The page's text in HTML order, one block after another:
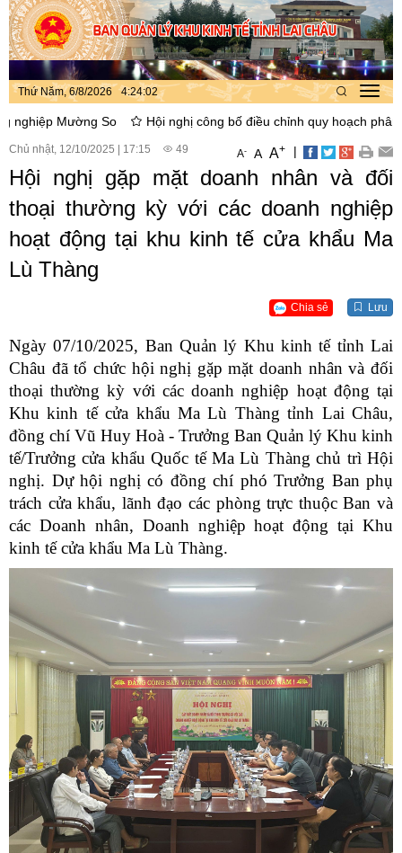
Thứ Năm, 6/8/2026 4:24:03
So Hội nghị công bố điều chỉnh quy hoạch phân khu xây
Chủ nhật, 12/10/2025 17:15 49 A- A A+ |
Hội nghị gặp mặt doanh nhân và đối
thoại thường kỳ với các doanh nghiệp
hoạt động tại khu kinh tế cửa khẩu Ma
Lù Thàng
Chia sẻ Lưu
Ngày 07/10/2025, Ban Quản lý Khu kinh tế tỉnh Lai
Châu đã tổ chức hội nghị gặp mặt doanh nhân và đối
thoại thường kỳ với các doanh nghiệp hoạt động tại
Khu kinh tế cửa khẩu Ma Lù Thàng tỉnh Lai Châu,
đồng chí Vũ Huy Hoà - Trưởng Ban Quản lý Khu kinh
tế/Trưởng cửa khẩu Quốc tế Ma Lù Thàng chủ trì Hội
nghị. Dự hội nghị có đồng chí phó Trưởng Ban phụ
trách cửa khẩu, lãnh đạo các phòng trực thuộc Ban và
các Doanh nhân, Doanh nghiệp hoạt động tại Khu
kinh tế cửa khẩu Ma Lù Thàng.